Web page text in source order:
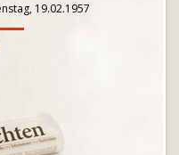
19.02.1957